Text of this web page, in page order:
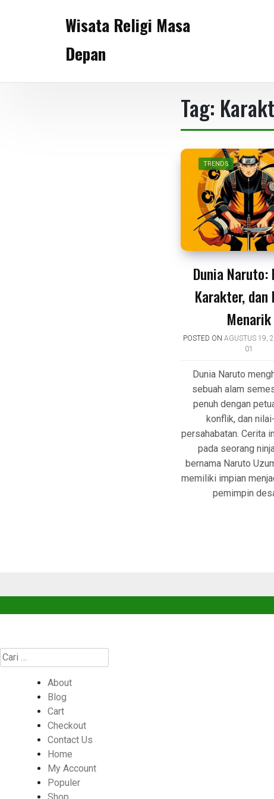
Wisata Religi Masa
Depan
Tag:
TRENDS
Dunia Naruto:
Karakter, dan
Menarik
POSTED ONAGUSTUS 19,
01
Dunia Naruto
sebuah alam
penuh dengan
konflik, dan
persahabatan. Cerita
pada seorang
bernama Naruto
memiliki impian
pemimpin
Cari
untuk:
About
Blog
Cart
Checkout
Contact Us
Home
My Account
Populer